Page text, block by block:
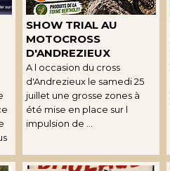
SHOW TRIAL AU
MOTOCROSS
D'ANDREZIEUX
A l occasion du cross
d'Andrezieux le samedi 25
juillet une grosse zones à
été mise en place sur l
impulsion de ...